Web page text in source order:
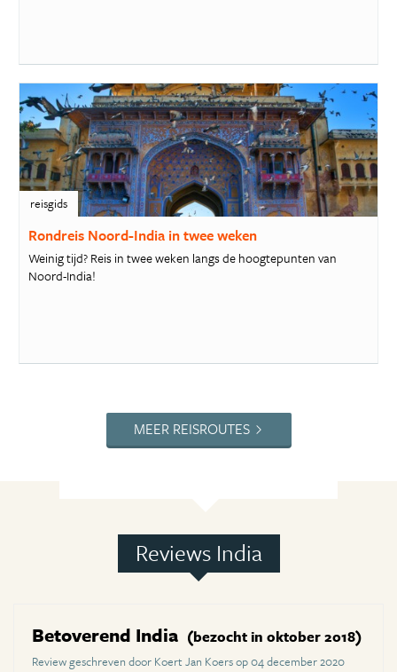
reisgids
Rondreis Noord-India in twee weken
Weinig tijd? Reis in twee weken langs de hoogtepunten van
Noord-India!
MEER REISROUTES
Reviews India
Betoverend India (bezocht in oktober 2018)
Review geschreven door Koert Jan Koers op 04 december 2020